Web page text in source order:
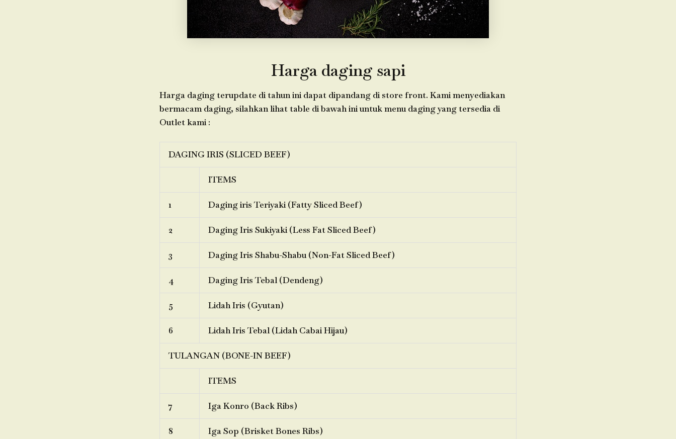
Harga daging sapi
Harga daging terupdate di tahun ini dapat dipandang di store front. Kami menyediakan
bermacam daging, silahkan lihat table di bawah ini untuk menu daging yang tersedia di
Outlet kami :
DAGING IRIS (SLICED BEEF)
ITEMS
1 Daging iris Teriyaki (Fatty Sliced Beef)
2 Daging Iris Sukiyaki (Less Fat Sliced Beef)
3 Daging Iris Shabu-Shabu (Non-Fat Sliced Beef)
4 Daging Iris Tebal (Dendeng)
5 Lidah Iris (Gyutan)
6 Lidah Iris Tebal (Lidah Cabai Hijau)
TULANGAN (BONE-IN BEEF)
ITEMS
7 Iga Konro (Back Ribs)
8 Iga Sop (Brisket Bones Ribs)